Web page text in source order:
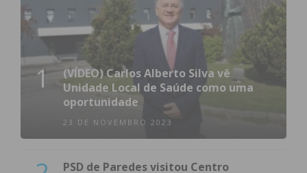
1
(VÍDEO) Carlos Alberto Silva vê
Unidade Local de Saúde como uma
oportunidade
23 DE NOVEMBRO 2023
PSD de Paredes visitou Centro